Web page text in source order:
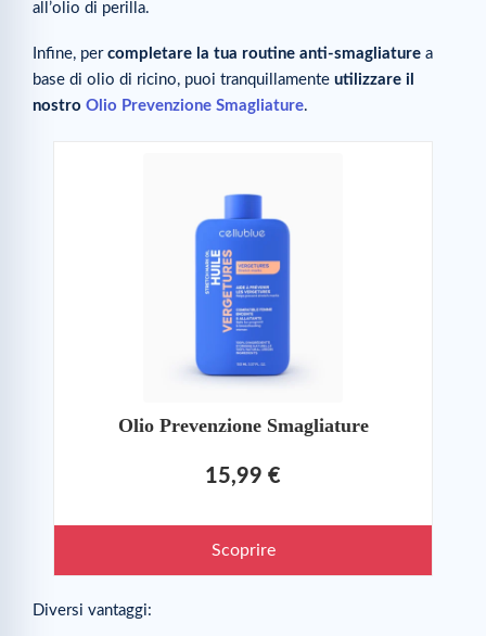
all’olio di perilla.
Infine, per completare la tua routine anti-smagliature a
base di olio di ricino, puoi tranquillamente utilizzare il
nostro Olio Prevenzione Smagliature.
Olio Prevenzione Smagliature
15,99 €
Scoprire
Diversi vantaggi: